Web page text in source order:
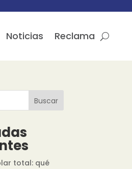
Noticias Reclama
Buscar
total: qué